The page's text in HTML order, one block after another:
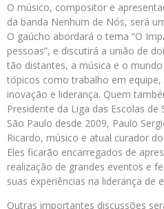
O músico, compositor e
da banda Nenhum de Nós, será
O gaúcho abordará o tema “O
pessoas”, e discutirá a união de
tão distantes, a música e o
tópicos como trabalho em
inovação e liderança. Quem
Presidente da Liga das Escolas
São Paulo desde 2009, Paulo
Ricardo, músico e atual curador
Eles ficarão encarregados de
realização de grandes eventos e
suas experiências na liderança de
Outras importantes discussões